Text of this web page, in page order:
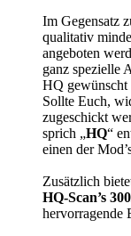
Im Gegensatz
qualitativ
angeboten
ganz spezielle
HQ
Sollte Euch,
zugeschickt
sprich „HQ“
einen der
Zusätzlich
HQ-Scan’s
hervorragende